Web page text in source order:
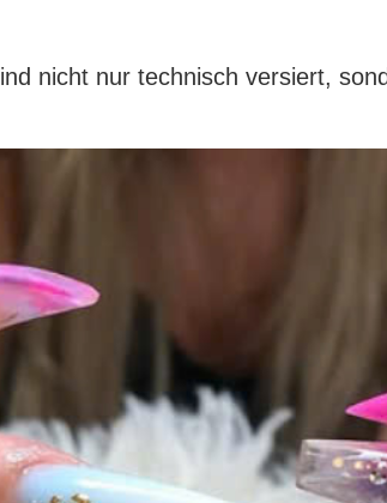
nicht nur technisch versiert,